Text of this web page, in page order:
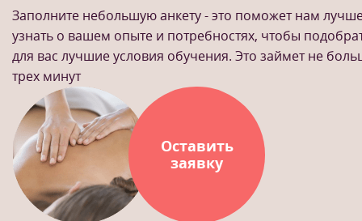
Заполните небольшую анкету - это поможет нам
узнать о вашем опыте и потребностях, чтобы
для вас лучшие условия обучения. Это займет не
трех минут
Оставить
заявку